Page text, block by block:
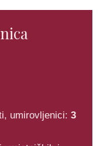
umirovljenici: 3